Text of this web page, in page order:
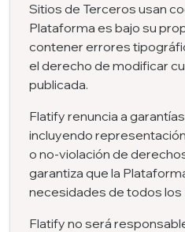
Sitios de Terceros usan
Plataforma es bajo su
contener errores
el derecho de modificar
publicada.
Flatify renuncia a
incluyendo
o no-violación de
garantiza que la
necesidades de todos los
Flatify no será